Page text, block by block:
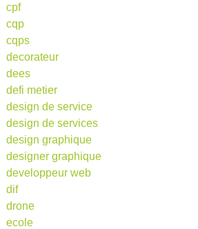
cpf
cqp
cqps
decorateur
dees
defi metier
design de service
design de services
design graphique
designer graphique
developpeur web
dif
drone
ecole